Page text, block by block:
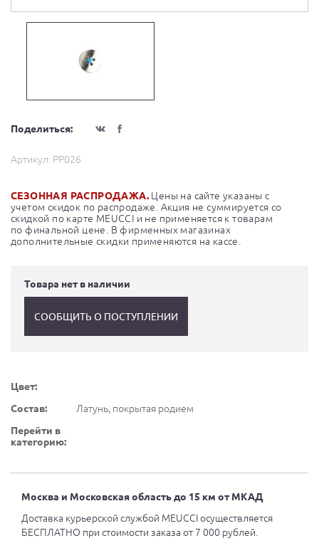
Поделиться:
Артикул: PP026
СЕЗОННАЯ РАСПРОДАЖА. Цены на сайте указаны с
учетом скидок по распродаже. Акция не суммируется со
скидкой по карте MEUCCI и не применяется к товарам
по финальной цене. В фирменных магазинах
дополнительные скидки применяются на кассе.
Товара нет в наличии
СООБЩИТЬ О ПОСТУПЛЕНИИ
Цвет:
Состав:
Латунь, покрытая родием
Перейти в
категорию:
Москва и Московская область до 15 км от МКАД
Доставка курьерской службой MEUCCI осуществляется
БЕСПЛАТНО при стоимости заказа от 7 000 рублей.